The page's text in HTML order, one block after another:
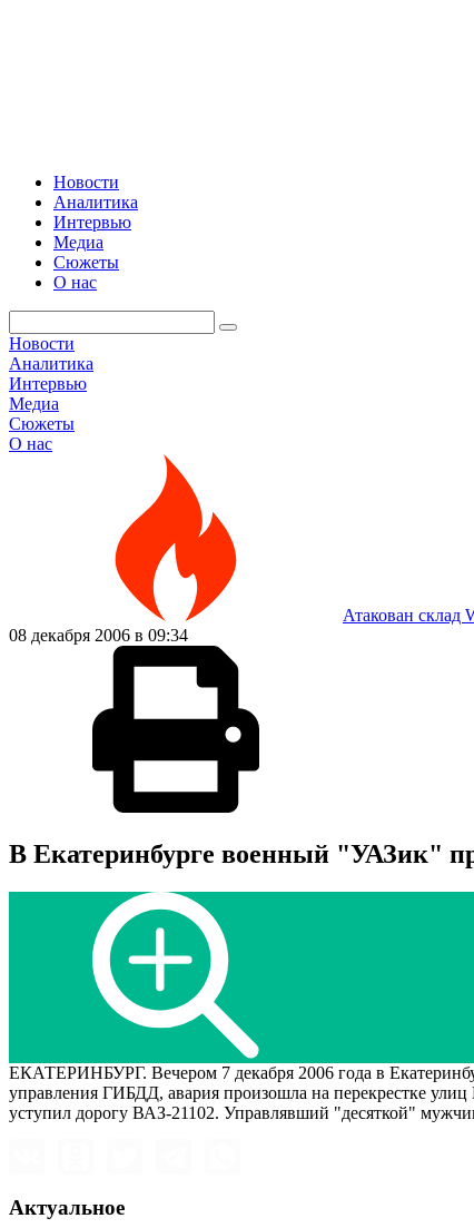
Новости
Аналитика
Интервью
Медиа
Сюжеты
О нас
Новости
Аналитика
Интервью
Медиа
Сюжеты
О нас
Атакован склад
08 декабря 2006 в 09:34
В Екатеринбурге военный "УАЗик"
ЕКАТЕРИНБУРГ. Вечером 7 декабря 2006 года в
управления ГИБДД, авария произошла на перекрестке
уступил дорогу ВАЗ-21102. Управлявший "десяткой"
Актуальное